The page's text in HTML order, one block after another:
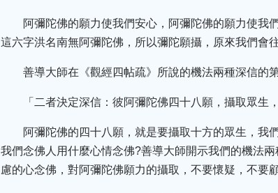
阿彌陀佛的願力使我們安心，阿彌陀佛的願力使我
這六字洪名南無阿彌陀佛，所以彌陀願攝，原來我們會
善導大師在《觀經四帖疏》所說的機法兩種深信的
「二者決定深信：彼阿彌陀佛四十八願，攝取眾生
阿彌陀佛的四十八願，就是要攝取十方的眾生，我
我們念佛人用什麼心情念佛?善導大師開示我們的機法
慮的心念佛，對阿彌陀佛願力的攝取，不要懷疑，不要